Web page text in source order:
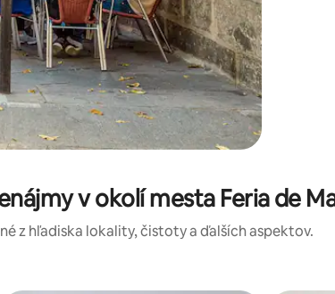
v okolí mesta Feria de
z hľadiska lokality, čistoty a ďalších aspektov.